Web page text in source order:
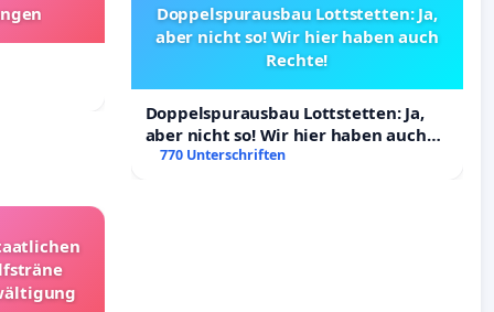
Doppelspurausbau Lottstetten: Ja,
aber nicht so! Wir hier haben auch
Rechte!
Doppelspurausbau Lottstetten: Ja,
aber nicht so! Wir hier haben auch
Rechte!
770 Unterschriften